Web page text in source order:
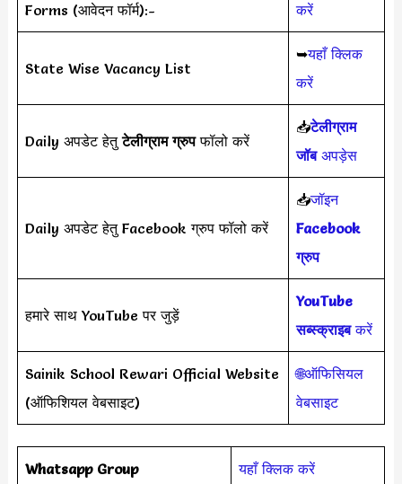
Forms (आवेदन फॉर्म):-
करें
State Wise Vacancy List
➥यहाँ क्लिक
करें
Daily अपडेट हेतुटेलीग्राम ग्रुपफॉलो करें
📥टेलीग्राम
जॉबअपड़ेस
Daily अपडेट हेतु Facebook ग्रुप फॉलो करें
📥जॉइन
Facebook
ग्रुप
हमारे साथ YouTube पर जुड़ें
YouTube
सब्स्क्राइबकरें
Sainik School Rewari Official Website
(ऑफिशियल वेबसाइट)
🌐ऑफिसियल
वेबसाइट
Whatsapp Group यहाँ क्लिक करें